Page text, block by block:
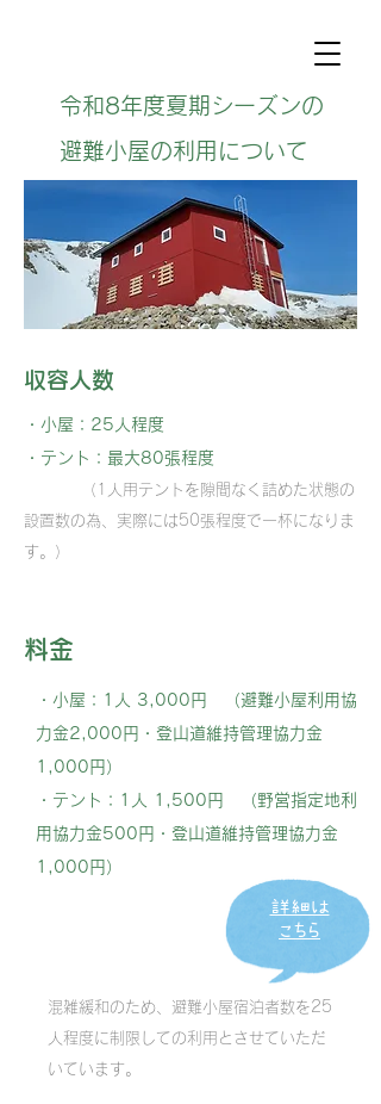
令和8年度夏期シーズンの
避難小屋の利用について
収容人数
・小屋：25人程度
​・テント：最大80張程度
（1人用テントを隙間なく詰めた状態の
設置数の為、実際には50張程度で一杯になりま
す。）
料金
・小屋：1人 3,000円 （避難小屋利用協
力金2,000円・登山道維持管理協力金
1,000円）
​・テント：1人 1,500円 （野営指定地利
用協力金500円・登山道維持管理協力金
1,000円）
詳細は
こちら
混雑緩和のため、避難小屋宿泊者数を25
人程度に制限しての利用とさせていただ
いています。​